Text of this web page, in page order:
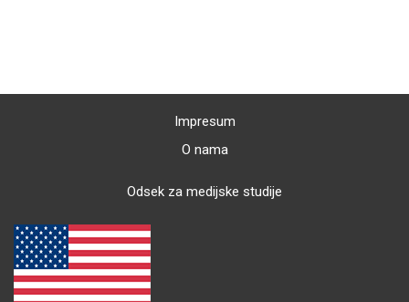
Impresum
O nama
Odsek za medijske studije